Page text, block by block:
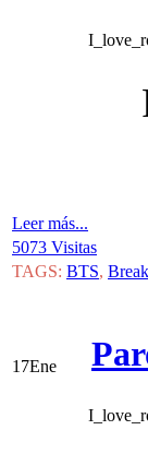
Leer más...
5073 Visitas
TAGS: BTS,
17Ene